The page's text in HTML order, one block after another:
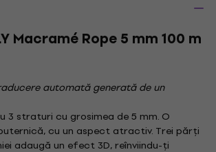
Macramé Rope 5 mm 100 m
automată generată de un
3 straturi cu grosimea de 5 mm. O
cu un aspect atractiv. Trei părți
adaugă un efect 3D, reînviindu-ți